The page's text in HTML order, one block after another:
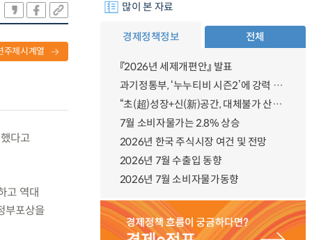
주제시계열
다고
고 역대
부포상을
많이 본 자료
경제정책정보 전체
『2026년 세제개편안』 발표
과기정통부, ‘누누티비 시즌2’에 강력 대응 의지 밝혀
“초(超)성장+신(新)공간, 대체불가 산업강국”
7월 소비자물가는 2.8% 상승
2026년 한국 주식시장 여건 및 전망
2026년 7월 수출입 동향
2026년 7월 소비자물가동향